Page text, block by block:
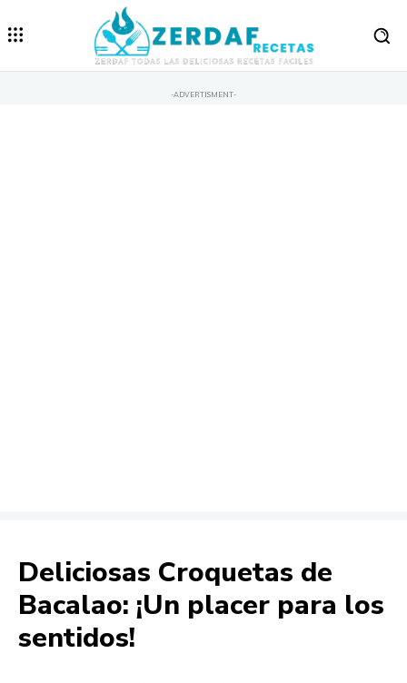
-ADVERTISMENT-
Deliciosas Croquetas de
Bacalao: ¡Un placer para los
sentidos!